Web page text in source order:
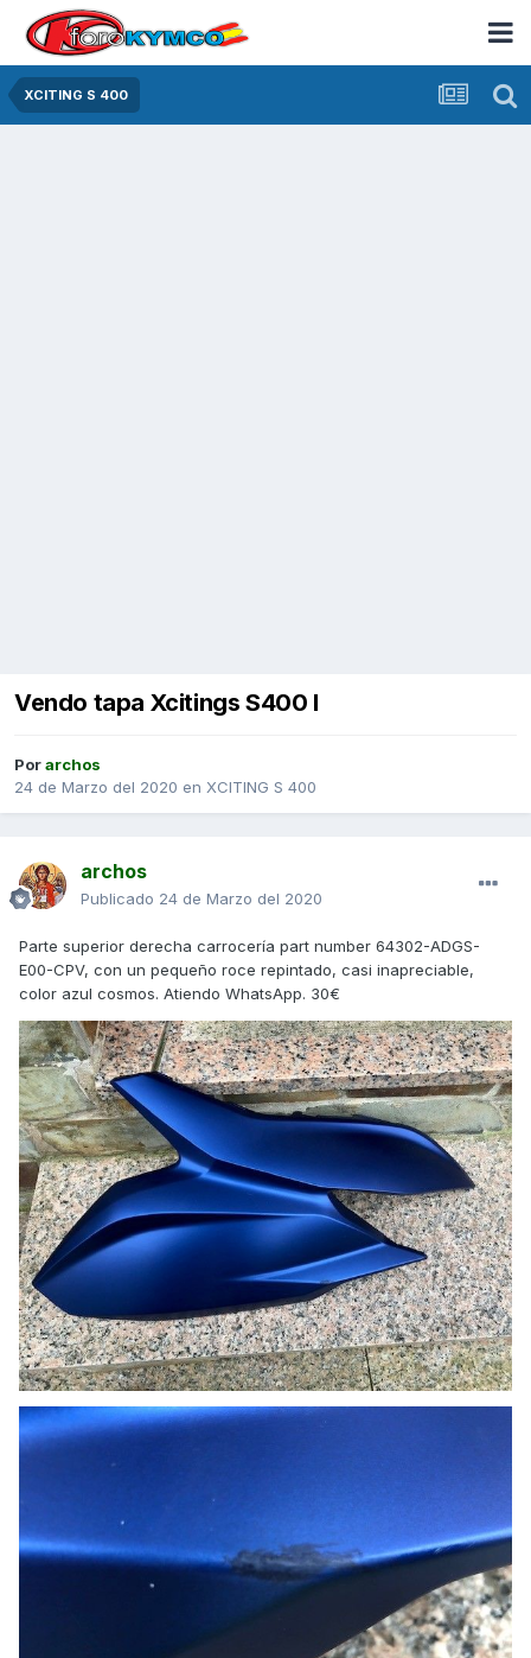
XCITING S 400
Vendo tapa Xcitings S400 I
Porarchos
24 de Marzo del 2020 en XCITING S 400
archos
Publicado 24 de Marzo del 2020
Parte superior derecha carrocería part number 64302-ADGS-
E00-CPV, con un pequeño roce repintado, casi inapreciable,
color azul cosmos. Atiendo WhatsApp. 30€